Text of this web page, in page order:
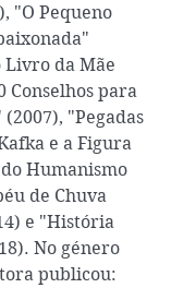
"O Pequeno
Livro da Mãe
Conselhos para
"Pegadas
e a Figura
Humanismo
de Chuva
e "História
No género
publicou: